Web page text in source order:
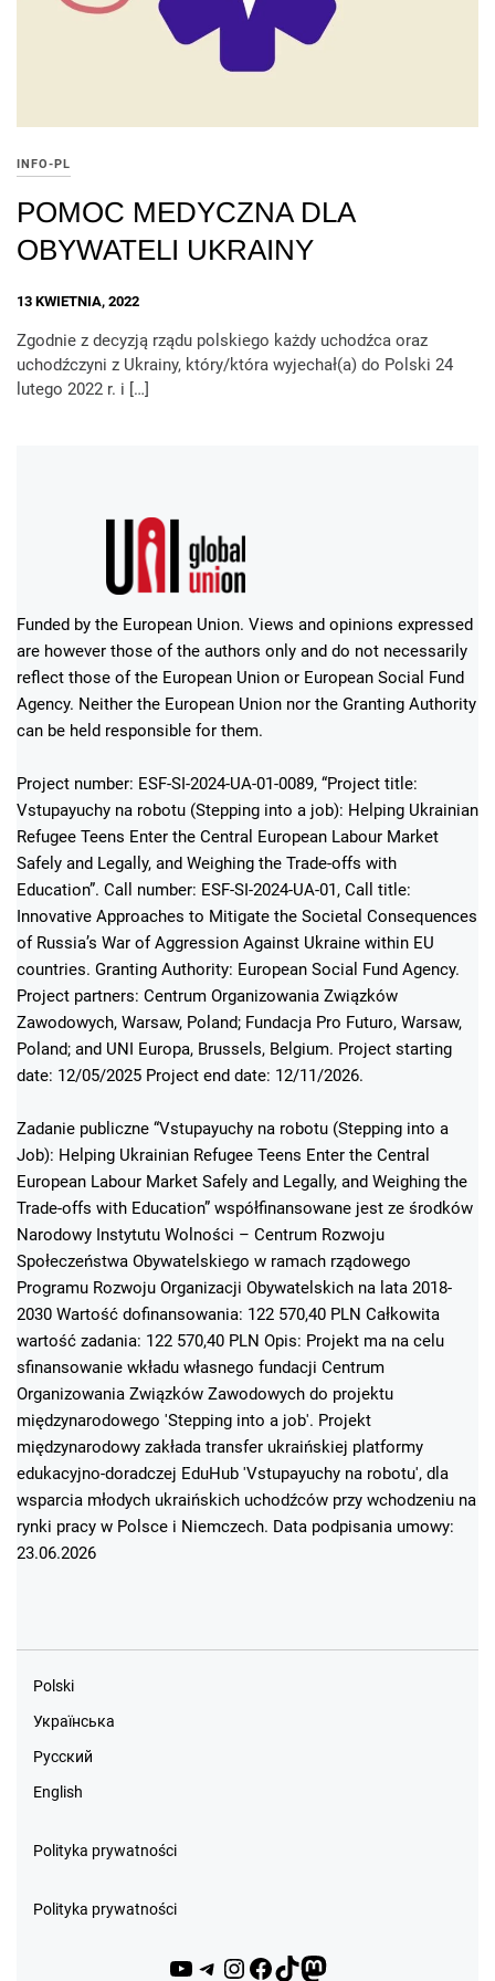
INFO-PL
POMOC MEDYCZNA DLA
OBYWATELI UKRAINY
13 KWIETNIA, 2022
Zgodnie z decyzją rządu polskiego każdy uchodźca oraz
uchodźczyni z Ukrainy, który/która wyjechał(a) do Polski 24
lutego 2022 r. i […]
Funded by the European Union. Views and opinions expressed
are however those of the authors only and do not necessarily
reflect those of the European Union or European Social Fund
Agency. Neither the European Union nor the Granting Authority
can be held responsible for them.
Project number: ESF-SI-2024-UA-01-0089, “Project title:
Vstupayuchy na robotu (Stepping into a job): Helping Ukrainian
Refugee Teens Enter the Central European Labour Market
Safely and Legally, and Weighing the Trade-offs with
Education”. Call number: ESF-SI-2024-UA-01, Call title:
Innovative Approaches to Mitigate the Societal Consequences
of Russia’s War of Aggression Against Ukraine within EU
countries. Granting Authority: European Social Fund Agency.
Project partners: Centrum Organizowania Związków
Zawodowych, Warsaw, Poland; Fundacja Pro Futuro, Warsaw,
Poland; and UNI Europa, Brussels, Belgium. Project starting
date: 12/05/2025 Project end date: 12/11/2026.
Zadanie publiczne “Vstupayuchy na robotu (Stepping into a
Job): Helping Ukrainian Refugee Teens Enter the Central
European Labour Market Safely and Legally, and Weighing the
Trade-offs with Education” współfinansowane jest ze środków
Narodowy Instytutu Wolności – Centrum Rozwoju
Społeczeństwa Obywatelskiego w ramach rządowego
Programu Rozwoju Organizacji Obywatelskich na lata 2018-
2030 Wartość dofinansowania: 122 570,40 PLN Całkowita
wartość zadania: 122 570,40 PLN Opis: Projekt ma na celu
sfinansowanie wkładu własnego fundacji Centrum
Organizowania Związków Zawodowych do projektu
międzynarodowego 'Stepping into a job'. Projekt
międzynarodowy zakłada transfer ukraińskiej platformy
edukacyjno-doradczej EduHub 'Vstupayuchy na robotu', dla
wsparcia młodych ukraińskich uchodźców przy wchodzeniu na
rynki pracy w Polsce i Niemczech. Data podpisania umowy:
23.06.2026
Polski
Українська
Русский
English
Polityka prywatności
Polityka prywatności
YouTube
Telegram
Instagram
Facebook
TikTok
Mastodon